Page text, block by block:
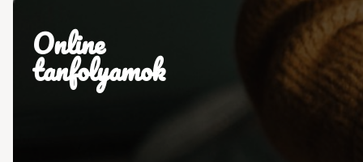
Online
tanfolyamok